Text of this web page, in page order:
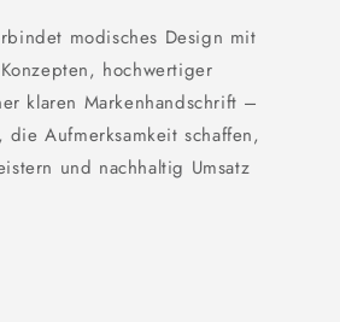
modisches Design mit
hochwertiger
klaren Markenhandschrift –
die Aufmerksamkeit schaffen,
und nachhaltig Umsatz